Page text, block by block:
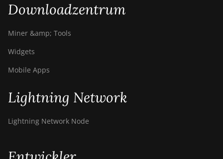
Downloadzentrum
Miner &amp; Tools
Widgets
Mobile Apps
Lightning Network
Lightning Network Node